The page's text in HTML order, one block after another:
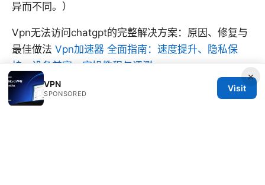
异而不同。）
Vpn无法访问chatgpt的完整解决方案：原因、修复与
最佳做法 Vpn加速器 全面指南：速度提升、隐私保
护、设备兼容、实操教程与评测
×
VPN
SPONSORED
Visit